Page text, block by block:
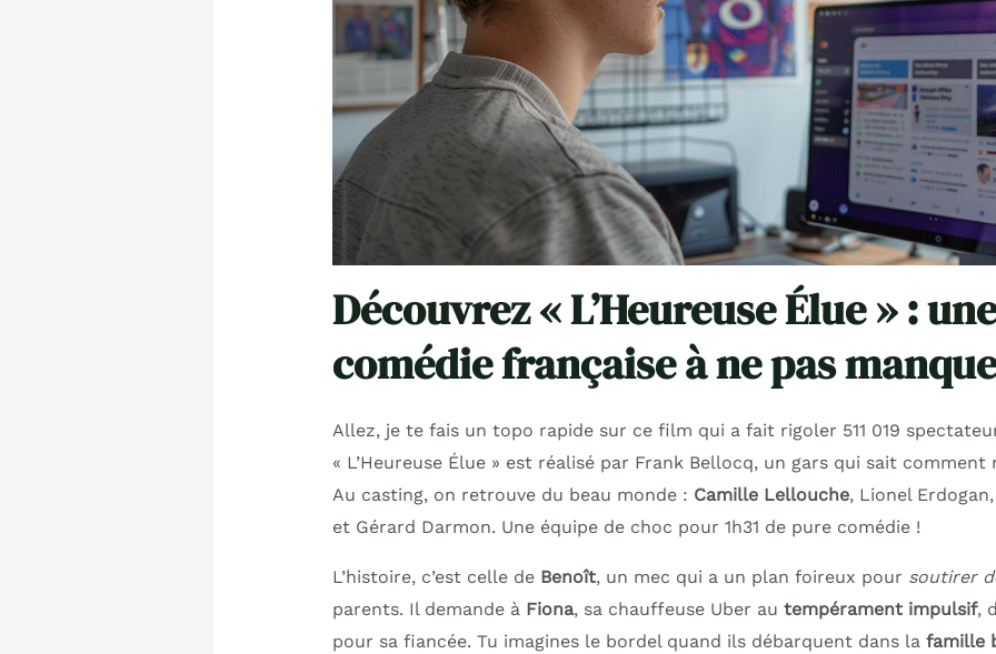
Découvrez « L’Heureuse Élue » : une
comédie française à ne pas
Allez, je te fais un topo rapide sur ce film qui a fait rigoler 511 019
« L’Heureuse Élue » est réalisé par Frank Bellocq, un gars qui sait
Au casting, on retrouve du beau monde : Camille Lellouche, Lionel
et Gérard Darmon. Une équipe de choc pour 1h31 de pure comédie !
L’histoire, c’est celle de Benoît, un mec qui a un plan foireux pour soutirer
parents. Il demande à Fiona, sa chauffeuse Uber au tempérament impulsif,
pour sa fiancée. Tu imagines le bordel quand ils débarquent dans la famille